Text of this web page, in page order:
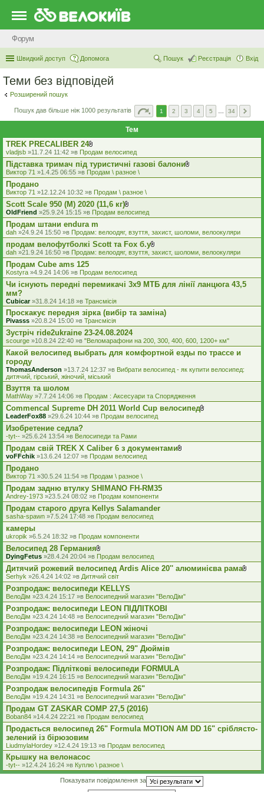
Форум
Швидкий доступ Допомога Вхід
Реєстрація
Пошук
Теми без відповідей
Розширений пошук
Пошук дав більше ніж 1000 результатів 1 2 3 4 5 34
Тем
TREK PRECALIBER 24
В
к
л
а
д
н
н
я
vladjsb »11.7.24 11:42 »в Продам велосипед
Підставка тримач під туристичні газові балони
к
д
н
Виктор 71 »1.4.25 06:55 »в Продам \ разное \
Продано
Виктор 71 »12.12.24 10:32 »в Продам \ разное \
Scott Scale 950 (М) 2020 (11,6 кг)
В
к
а
д
е
н
н
OldFriend »25.9.24 15:15 »в Продам велосипед
Продам штани endura m
dah »24.9.24 15:50 »в Продам: велоодяг, взуття, захист, шоломи, велоокуляри
продам велофутболкі Scott та Fox б.у
В
к
д
е
я
dah »21.9.24 16:50 »в Продам: велоодяг, взуття, захист, шоломи, велоокуляри
Продам Cube ams 125
Kostyra »4.9.24 14:06 »в Продам велосипед
Чи існують передні перемикачі 3x9 МТБ для лінії ланцюга 43,5
мм?
Cubicar»31.8.24 14:18 »в Трансмісія
Проскакує передня зірка (вибір та заміна)
Pivasss »20.8.24 15:00 »в Трансмісія
Зустріч ride2ukraine 23-24.08.2024
scourge »10.8.24 22:40 »в "Веломарафони на 200, 300, 400, 600, 1200+ км"
Какой велосипед выбрать для комфортной езды по трассе и
городу
ThomasAnderson »13.7.24 12:37 »в Вибрати велосипед - як купити велосипед:
дитячий, гірський, жіночий, міський
Взуття та шолом
MathWay »7.7.24 14:06 »в Продам : Аксесуари та Спорядження
Commencal Supreme DH 2011 World Cup велосипед
к
д
н
LeaderFox88 »29.6.24 10:44 »в Продам велосипед
Изобретение седла?
-tyt-- »25.6.24 13:54 »в Велосипеди та Рами
Продам свій TREK X Caliber 6 з документами
к
д
н
voFFchik »13.6.24 12:07 »в Продам велосипед
Продано
Виктор 71 »30.5.24 11:54 »в Продам \ разное \
Продам задню втулку SHIMANO FH-RM35
Andrey-1973 »23.5.24 08:02 »в Продам компоненти
Продам старого друга Kellys Salamander
sasha-spawn »7.5.24 17:48 »в Продам велосипед
камеры
ukropik »6.5.24 18:32 »в Продам компоненти
Велосипед 28 Германия
В
к
л
а
д
е
н
н
я
DyingFetus »28.4.24 20:04 »в Продам велосипед
Дитячий рожевий велосипед Ardis Alice 20'' алюминієва рама
к
д
н
Serhyk »26.4.24 14:02 »в Дитячий світ
Розпродаж: велосипеди KELLYS
ВелоДім »23.4.24 15:17 »в Велосипедний магазин "ВелоДім"
Розпродаж: велосипеди LEON ПІДЛІТКОВІ
ВелоДім »23.4.24 14:48 »в Велосипедний магазин "ВелоДім"
Розпродаж: велосипеди LEON жіночі
ВелоДім »23.4.24 14:38 »в Велосипедний магазин "ВелоДім"
Розпродаж: велосипеди LEON, 29" Дюймів
ВелоДім »23.4.24 14:14 »в Велосипедний магазин "ВелоДім"
Розпродаж: Підліткові велосипеди FORMULA
ВелоДім »19.4.24 16:15 »в Велосипедний магазин "ВелоДім"
Розпродаж велосипедів Formula 26"
ВелоДім »19.4.24 14:31 »в Велосипедний магазин "ВелоДім"
Продам GT ZASKAR COMP 27,5 (2016)
Boban84 »14.4.24 22:21 »в Продам велосипед
Продається велосипед 26" Formula MOTION AM DD 16" сріблясто-
зелений із бірюзовим
LiudmylaHordey »12.4.24 19:13 »в Продам велосипед
Крышку на велонасос
-tyt-- »12.4.24 16:24 »в Куплю \ разное \
Показувати повідомлення за